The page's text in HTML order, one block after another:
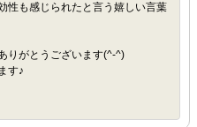
性も感じられたと言う嬉しい言葉
りがとうございます(^-^)
す♪